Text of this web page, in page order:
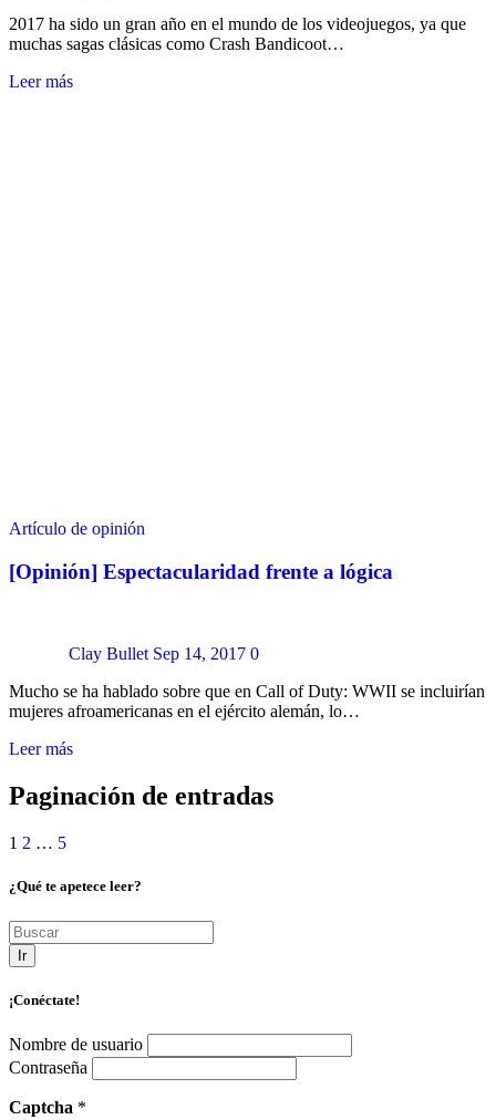
2017 ha sido un gran año en el mundo de los videojuegos, ya que
muchas sagas clásicas como Crash Bandicoot…
Leer más
Artículo de opinión
[Opinión] Espectacularidad frente a lógica
Clay Bullet Sep 14, 2017 0
Mucho se ha hablado sobre que en Call of Duty: WWII se incluirían
mujeres afroamericanas en el ejército alemán, lo…
Leer más
Paginación de entradas
1 2 … 5
¿Qué te apetece leer?
Ir
¡Conéctate!
Nombre de usuario
Contraseña
Captcha *